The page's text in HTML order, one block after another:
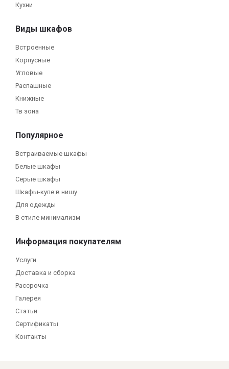
Кухни
Виды шкафов
Встроенные
Корпусные
Угловые
Распашные
Книжные
Тв зона
Популярное
Встраиваемые шкафы
Белые шкафы
Серые шкафы
Шкафы-купе в нишу
Для одежды
В стиле минимализм
Информация покупателям
Услуги
Доставка и сборка
Рассрочка
Галерея
Статьи
Сертификаты
Контакты